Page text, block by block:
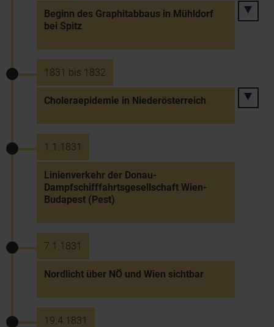
Beginn des Graphitabbaus in Mühldorf
bei Spitz
1831 bis 1832
Choleraepidemie in Niederösterreich
1.1.1831
Linienverkehr der Donau-
Dampfschifffahrtsgesellschaft Wien-
Budapest (Pest)
7.1.1831
Nordlicht über NÖ und Wien sichtbar
19.4.1831